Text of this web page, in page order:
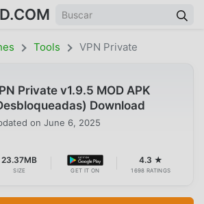
Tools VPN Private
Private v1.9.5 MOD APK
Download
on June 6, 2025
23.37MB
SIZE GET IT ON
4.3 ★
1698 RATINGS